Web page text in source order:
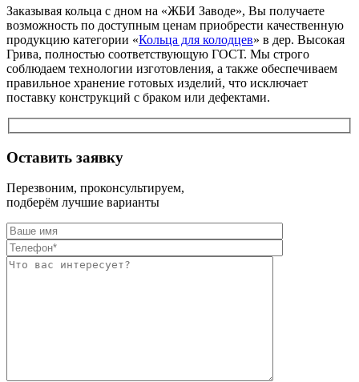
Заказывая кольца с дном на «ЖБИ Заводе», Вы получаете
возможность по доступным ценам приобрести качественную
продукцию категории «Кольца для колодцев» в дер. Высокая
Грива, полностью соответствующую ГОСТ. Мы строго
соблюдаем технологии изготовления, а также обеспечиваем
правильное хранение готовых изделий, что исключает
поставку конструкций с браком или дефектами.
Оставить заявку
Перезвоним, проконсультируем,
подберём лучшие варианты